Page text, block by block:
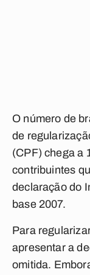
O número de
de
(CPF) chega a
contribuintes
declaração do
base 2007.
Para
apresentar a
omitida.